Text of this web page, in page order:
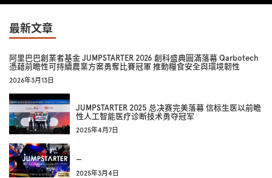
最新文章
阿里巴巴創業者基金 JUMPSTARTER 2026 創科盛典圓滿落幕 Qarbotech
憑藉前瞻性可持續農業方案勇奪比賽冠軍 推動糧食安全與環境韌性
2026年3月13日
JUMPSTARTER 2025 总决赛完美落幕 信标生医以前瞻
性人工智能医疗诊断技术勇夺冠军
2025年4月7日
—
2025年3月4日